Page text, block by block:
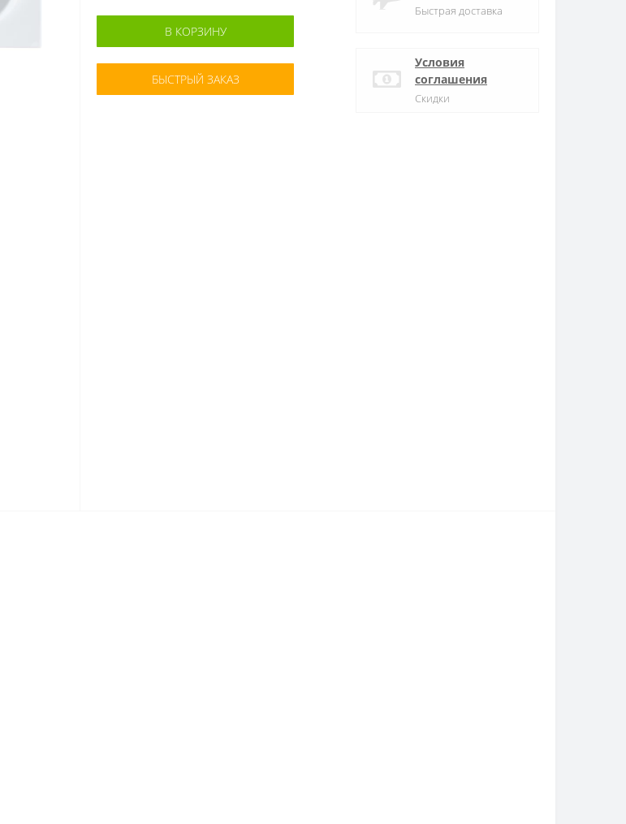
В КОРЗИНУ
БЫСТРЫЙ ЗАКАЗ
Быстрая доставка
Условия
соглашения
Скидки